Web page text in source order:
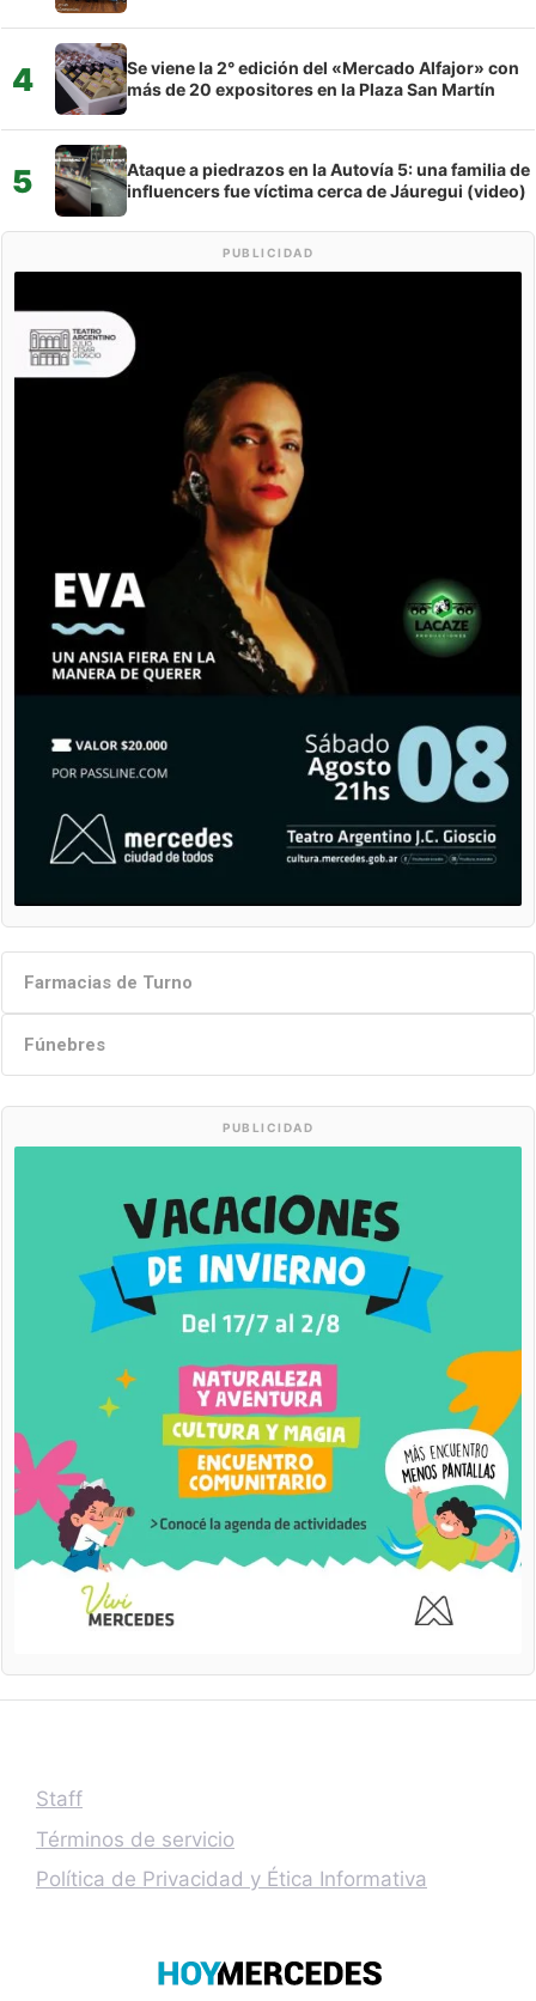
4
Se viene la 2° edición del «Mercado Alfajor» con
más de 20 expositores en la Plaza San Martín
5
Ataque a piedrazos en la Autovía 5: una familia de
influencers fue víctima cerca de Jáuregui (video)
PUBLICIDAD
Farmacias de Turno
Fúnebres
PUBLICIDAD
Staff
Términos de servicio
Política de Privacidad y Ética Informativa